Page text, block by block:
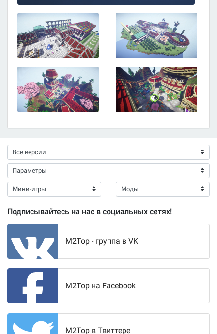
Подписывайтесь на нас в социальных сетях!
M2Top - группа в VK
M2Top на Facebook
M2Top в Твиттере